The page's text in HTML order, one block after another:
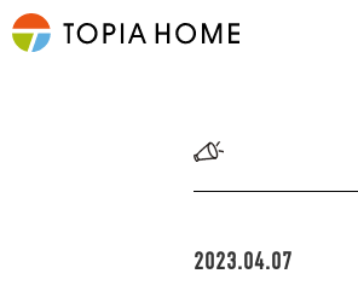
2023.04.07